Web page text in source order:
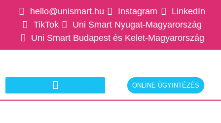
hello@unismart.hu Instagram
LinkedIn
TikTok
Uni Smart Nyugat-Magyarország
Uni Smart Budapest és Kelet-Magyarország
ONLINE ÜGYINTÉZÉS